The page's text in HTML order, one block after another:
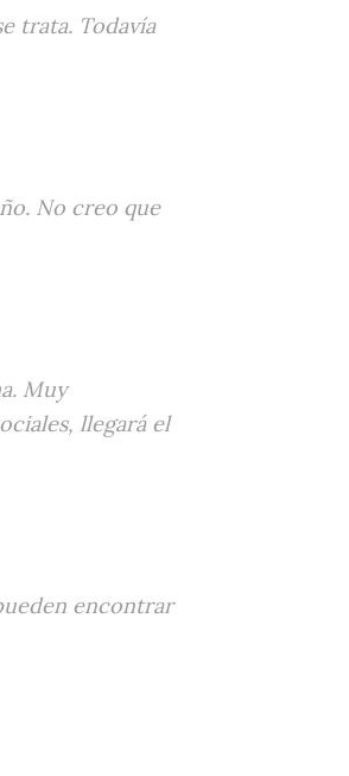
trata. Todavía
No creo que
Muy
llegará el
encontrar